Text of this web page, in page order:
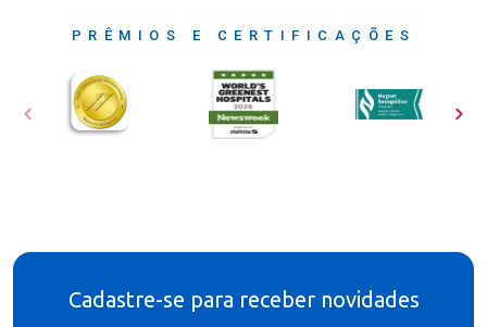
PRÊMIOS E CERTIFICAÇÕES
Cadastre-se para receber novidades